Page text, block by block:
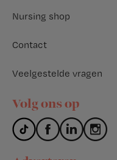
Nursing shop
Contact
Veelgestelde vragen
Volg ons op